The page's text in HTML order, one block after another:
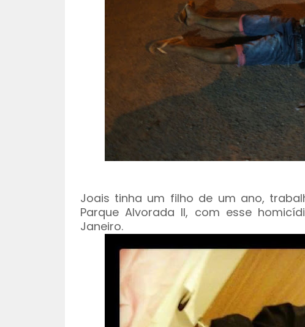
Joais tinha um filho de um ano,
Parque Alvorada II, com esse
Janeiro.